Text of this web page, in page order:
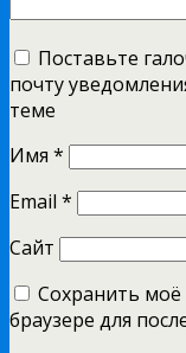
Поставьте
почту
теме
Имя *
Email *
Сайт
Сохранить моё
браузере для